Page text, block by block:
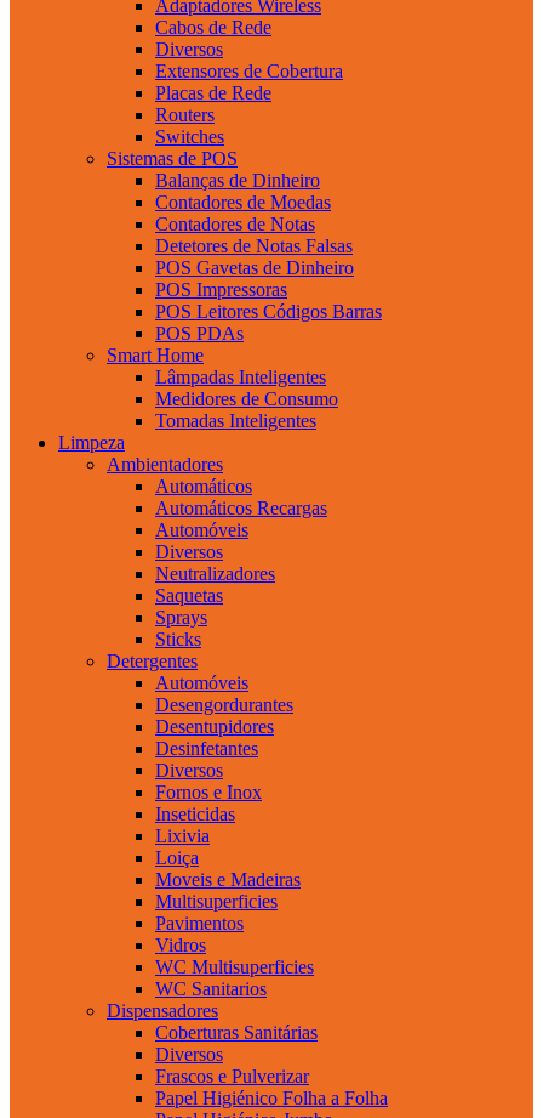
Adaptadores Wireless
Cabos de Rede
Diversos
Extensores de Cobertura
Placas de Rede
Routers
Switches
Sistemas de POS
Balanças de Dinheiro
Contadores de Moedas
Contadores de Notas
Detetores de Notas Falsas
POS Gavetas de Dinheiro
POS Impressoras
POS Leitores Códigos Barras
POS PDAs
Smart Home
Lâmpadas Inteligentes
Medidores de Consumo
Tomadas Inteligentes
Limpeza
Ambientadores
Automáticos
Automáticos Recargas
Automóveis
Diversos
Neutralizadores
Saquetas
Sprays
Sticks
Detergentes
Automóveis
Desengordurantes
Desentupidores
Desinfetantes
Diversos
Fornos e Inox
Inseticidas
Lixivia
Loiça
Moveis e Madeiras
Multisuperficies
Pavimentos
Vidros
WC Multisuperficies
WC Sanitarios
Dispensadores
Coberturas Sanitárias
Diversos
Frascos e Pulverizar
Papel Higiénico Folha a Folha